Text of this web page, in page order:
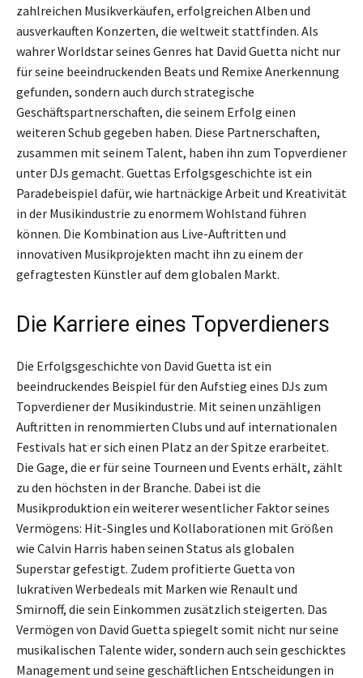
zahlreichen Musikverkäufen, erfolgreichen Alben und
ausverkauften Konzerten, die weltweit stattfinden. Als
wahrer Worldstar seines Genres hat David Guetta nicht nur
für seine beeindruckenden Beats und Remixe Anerkennung
gefunden, sondern auch durch strategische
Geschäftspartnerschaften, die seinem Erfolg einen
weiteren Schub gegeben haben. Diese Partnerschaften,
zusammen mit seinem Talent, haben ihn zum Topverdiener
unter DJs gemacht. Guettas Erfolgsgeschichte ist ein
Paradebeispiel dafür, wie hartnäckige Arbeit und Kreativität
in der Musikindustrie zu enormem Wohlstand führen
können. Die Kombination aus Live-Auftritten und
innovativen Musikprojekten macht ihn zu einem der
gefragtesten Künstler auf dem globalen Markt.
Die Karriere eines Topverdieners
Die Erfolgsgeschichte von David Guetta ist ein
beeindruckendes Beispiel für den Aufstieg eines DJs zum
Topverdiener der Musikindustrie. Mit seinen unzähligen
Auftritten in renommierten Clubs und auf internationalen
Festivals hat er sich einen Platz an der Spitze erarbeitet.
Die Gage, die er für seine Tourneen und Events erhält, zählt
zu den höchsten in der Branche. Dabei ist die
Musikproduktion ein weiterer wesentlicher Faktor seines
Vermögens: Hit-Singles und Kollaborationen mit Größen
wie Calvin Harris haben seinen Status als globalen
Superstar gefestigt. Zudem profitierte Guetta von
lukrativen Werbedeals mit Marken wie Renault und
Smirnoff, die sein Einkommen zusätzlich steigerten. Das
Vermögen von David Guetta spiegelt somit nicht nur seine
musikalischen Talente wider, sondern auch sein geschicktes
Management und seine geschäftlichen Entscheidungen in